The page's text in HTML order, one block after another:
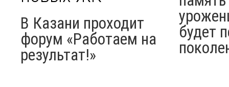
В Казани проходит
форум «Работаем на
результат!»
будет